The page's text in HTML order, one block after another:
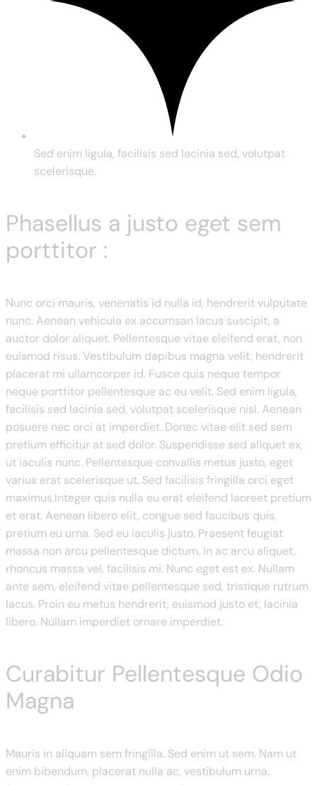
Sed enim ligula, facilisis sed lacinia sed, volutpat
scelerisque.
Phasellus a justo eget sem
porttitor :
Nunc orci mauris, venenatis id nulla id, hendrerit vulputate
nunc. Aenean vehicula ex accumsan lacus suscipit, a
auctor dolor aliquet. Pellentesque vitae eleifend erat, non
euismod risus. Vestibulum dapibus magna velit, hendrerit
placerat mi ullamcorper id. Fusce quis neque tempor
neque porttitor pellentesque ac eu velit. Sed enim ligula,
facilisis sed lacinia sed, volutpat scelerisque nisl. Aenean
posuere nec orci at imperdiet. Donec vitae elit sed sem
pretium efficitur at sed dolor. Suspendisse sed aliquet ex,
ut iaculis nunc. Pellentesque convallis metus justo, eget
varius erat scelerisque ut. Sed facilisis fringilla orci eget
maximus.Integer quis nulla eu erat eleifend laoreet pretium
et erat. Aenean libero elit, congue sed faucibus quis,
pretium eu urna. Sed eu iaculis justo. Praesent feugiat
massa non arcu pellentesque dictum. In ac arcu aliquet,
rhoncus massa vel, facilisis mi. Nunc eget est ex. Nullam
ante sem, eleifend vitae pellentesque sed, tristique rutrum
lacus. Proin eu metus hendrerit, euismod justo et, lacinia
libero. Nullam imperdiet ornare imperdiet.
Curabitur Pellentesque Odio
Magna
Mauris in aliquam sem fringilla. Sed enim ut sem. Nam ut
enim bibendum, placerat nulla ac, vestibulum urna.